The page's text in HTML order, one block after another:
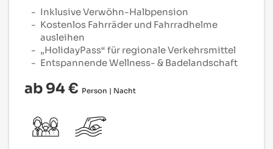
Inklusive Verwöhn-Halbpension
Kostenlos Fahrräder und Fahrradhelme
ausleihen
„HolidayPass“ für regionale Verkehrsmittel
Entspannende Wellness- & Badelandschaft
ab 94 € Person | Nacht